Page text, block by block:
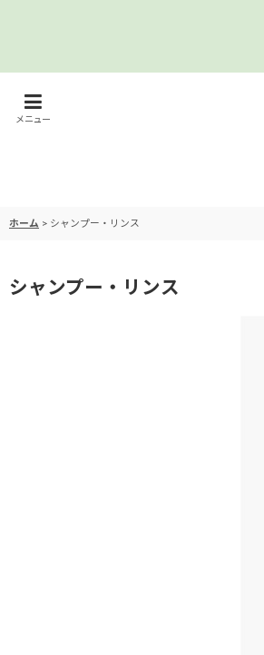
メニュー
ホーム > シャンプー・リンス
シャンプー・リンス